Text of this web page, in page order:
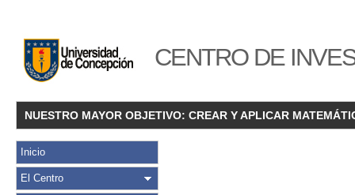
CENTRO DE
NUESTRO MAYOR OBJETIVO: CREAR Y APLICAR
Inicio
El Centro